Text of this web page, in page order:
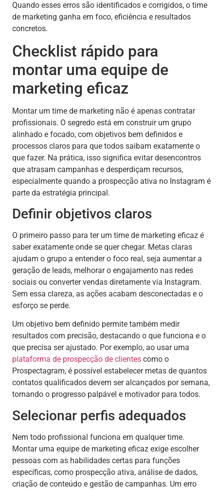
Quando esses erros são identificados e corrigidos, o time
de marketing ganha em foco, eficiência e resultados
concretos.
Checklist rápido para
montar uma equipe de
marketing eficaz
Montar um time de marketing não é apenas contratar
profissionais. O segredo está em construir um grupo
alinhado e focado, com objetivos bem definidos e
processos claros para que todos saibam exatamente o
que fazer. Na prática, isso significa evitar desencontros
que atrasam campanhas e desperdiçam recursos,
especialmente quando a prospecção ativa no Instagram é
parte da estratégia principal.
Definir objetivos claros
O primeiro passo para ter um time de marketing eficaz é
saber exatamente onde se quer chegar. Metas claras
ajudam o grupo a entender o foco real, seja aumentar a
geração de leads, melhorar o engajamento nas redes
sociais ou converter vendas diretamente via Instagram.
Sem essa clareza, as ações acabam desconectadas e o
esforço se perde.
Um objetivo bem definido permite também medir
resultados com precisão, destacando o que funciona e o
que precisa ser ajustado. Por exemplo, ao usar uma
plataforma de prospecção de clientes como o
Prospectagram, é possível estabelecer metas de quantos
contatos qualificados devem ser alcançados por semana,
tornando o progresso palpável e motivador para todos.
Selecionar perfis adequados
Nem todo profissional funciona em qualquer time.
Montar uma equipe de marketing eficaz exige escolher
pessoas com as habilidades certas para funções
específicas, como prospecção ativa, análise de dados,
criação de conteúdo e gestão de campanhas. Um erro